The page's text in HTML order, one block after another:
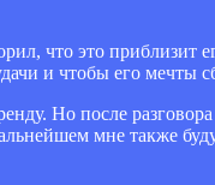
что это приблизит
и чтобы его мечты
Но после
мне также